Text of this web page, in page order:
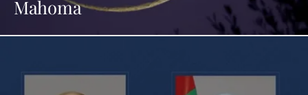
Mahoma